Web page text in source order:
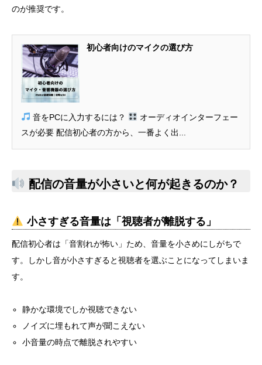
のが推奨です。
初心者向けのマイクの選び方
音をPCに入力するには？
オーディオインターフェー
スが必要 配信初心者の方から、一番よく出...
配信の音量が小さいと何が起きるのか？
小さすぎる音量は「視聴者が離脱する」
配信初心者は「音割れが怖い」ため、音量を小さめにしがちで
す。しかし音が小さすぎると視聴者を選ぶことになってしまいま
す。
静かな環境でしか視聴できない
ノイズに埋もれて声が聞こえない
小音量の時点で離脱されやすい